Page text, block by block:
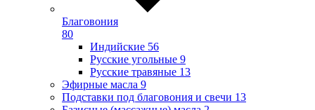
Благовония
80
Индийские 56
Русские угольные 9
Русские травяные 13
Эфирные масла 9
Подставки под благовония и свечи 13